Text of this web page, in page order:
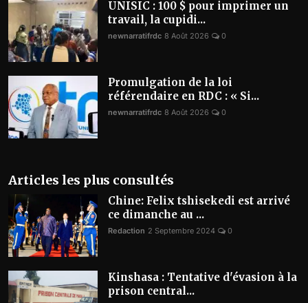
UNISIC : 100 $ pour imprimer un
travail, la cupidi...
newnarratifrdc 8 Août 2026 0
​Promulgation de la loi
référendaire en RDC : « Si...
newnarratifrdc 8 Août 2026 0
Articles les plus consultés
Chine: Felix tshisekedi est arrivé
ce dimanche au ...
Redaction 2 Septembre 2024 0
Kinshasa : Tentative d'évasion à la
prison central...